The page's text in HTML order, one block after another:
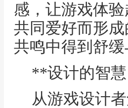
感，让游戏体
共同爱好而形
共鸣中得到舒缓
**设计的智
从游戏设计